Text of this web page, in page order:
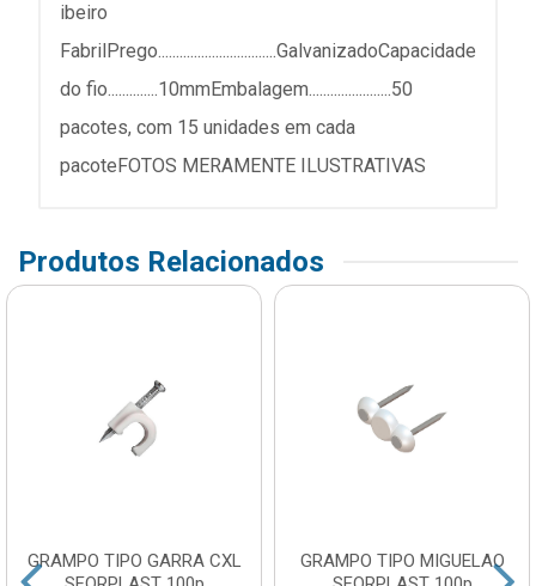
ibeiro
FabrilPrego.................................GalvanizadoCapacidade
do fio..............10mmEmbalagem.......................50
pacotes, com 15 unidades em cada
pacoteFOTOS MERAMENTE ILUSTRATIVAS
Produtos Relacionados
GRAMPO TIPO GARRA CXL
GRAMPO TIPO MIGUELAO